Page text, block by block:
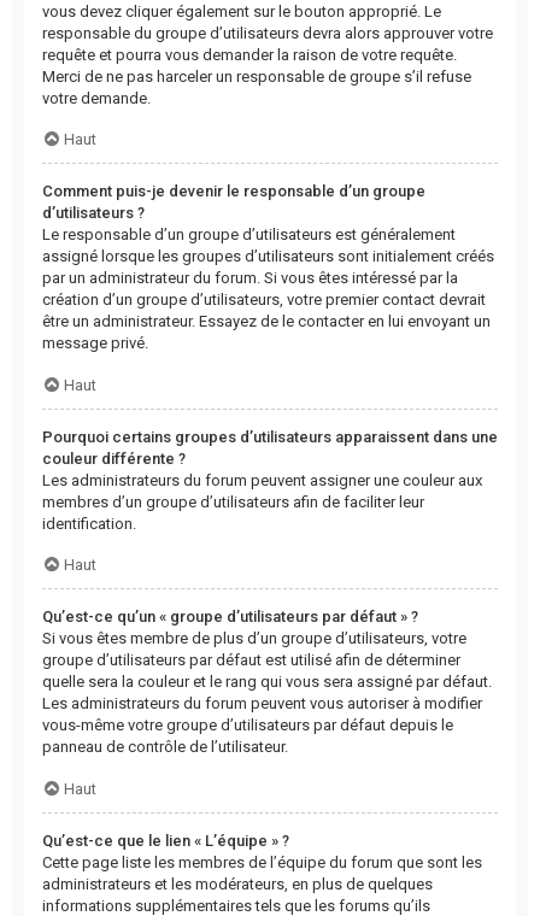
vous devez cliquer également sur le bouton approprié. Le
responsable du groupe d’utilisateurs devra alors approuver votre
requête et pourra vous demander la raison de votre requête.
Merci de ne pas harceler un responsable de groupe s’il refuse
votre demande.
Haut
Comment puis-je devenir le responsable d’un groupe
d’utilisateurs ?
Le responsable d’un groupe d’utilisateurs est généralement
assigné lorsque les groupes d’utilisateurs sont initialement créés
par un administrateur du forum. Si vous êtes intéressé par la
création d’un groupe d’utilisateurs, votre premier contact devrait
être un administrateur. Essayez de le contacter en lui envoyant un
message privé.
Haut
Pourquoi certains groupes d’utilisateurs apparaissent dans une
couleur différente ?
Les administrateurs du forum peuvent assigner une couleur aux
membres d’un groupe d’utilisateurs afin de faciliter leur
identification.
Haut
Qu’est-ce qu’un « groupe d’utilisateurs par défaut » ?
Si vous êtes membre de plus d’un groupe d’utilisateurs, votre
groupe d’utilisateurs par défaut est utilisé afin de déterminer
quelle sera la couleur et le rang qui vous sera assigné par défaut.
Les administrateurs du forum peuvent vous autoriser à modifier
vous-même votre groupe d’utilisateurs par défaut depuis le
panneau de contrôle de l’utilisateur.
Haut
Qu’est-ce que le lien « L’équipe » ?
Cette page liste les membres de l’équipe du forum que sont les
administrateurs et les modérateurs, en plus de quelques
informations supplémentaires tels que les forums qu’ils